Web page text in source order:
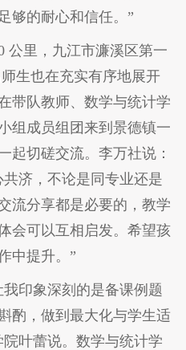
够的耐心和信任。”
公里，九江市濂溪区第一
生也在充实有序地展开
带队教师、数学与统计学
组成员组团来到景德镇一
起切磋交流。李万社说：
济，不论是同专业还是
流分享都是必要的，教学
会可以互相启发。希望孩
中提升。”
印象深刻的是备课例题
酌，做到最大化与学生适
叶蕾说。数学与统计学